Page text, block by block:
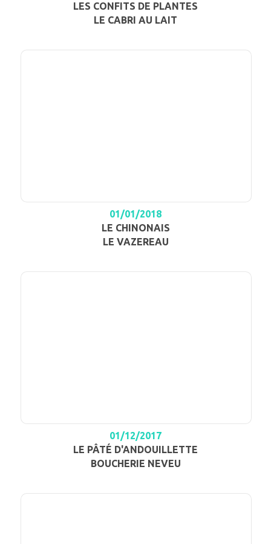
LES CONFITS DE PLANTES
LE CABRI AU LAIT
01/01/2018
LE CHINONAIS
LE VAZEREAU
01/12/2017
LE PÂTÉ D'ANDOUILLETTE
BOUCHERIE NEVEU